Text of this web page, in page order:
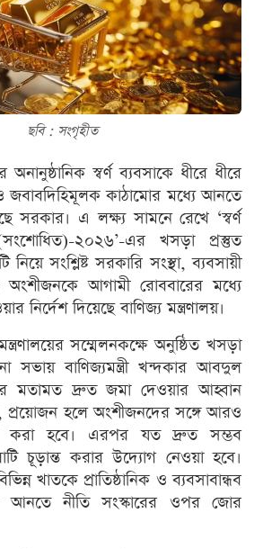
ছবি : সংগৃহীত
অনানুষ্ঠানিক স্বর্ণ ব্যবসাকে ধীরে ধীরে
জবাবদিহিমূলক কাঠামোর মধ্যে আনতে
সরকার। এ লক্ষ্য সামনে রেখে ‘স্বর্ণ
২০২৬’-এর খসড়া প্রস্তুত
সংশ্লিষ্ট সরকারি সংস্থা, ব্যবসায়ী
আগামী রোববারের মধ্যে
নির্দেশ দিয়েছে বাণিজ্য মন্ত্রণালয়।
সম্মেলনকক্ষে অনুষ্ঠিত খসড়া
সভায় বাণিজ্যমন্ত্রী খন্দকার আবদুল
মতামত দ্রুত জমা দেওয়ার আহ্বান
প্রয়োজন হলে অংশীজনদের সঙ্গে আরও
করা হবে। এরপর যত দ্রুত সম্ভব
চূড়ান্ত করার উদ্যোগ নেওয়া হবে।
খাতকে প্রাতিষ্ঠানিক ও ব্যবসাবান্ধব
আনতে নীতি সংস্কারের ওপর জোর